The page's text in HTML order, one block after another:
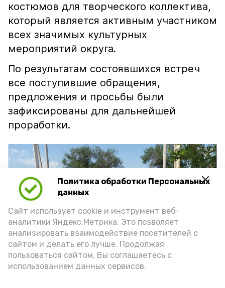
Политика обработки Персональных
данных
Сайт использует cookie и инструмент веб-
аналитики Яндекс.Метрика. Это позволяет
анализировать взаимодействие посетителей с
сайтом и делать его лучше. Продолжая
пользоваться сайтом, Вы соглашаетесь с
использованием данных сервисов.
костюмов для творческого коллектива,
который является активным участником
всех значимых культурных
мероприятий округа.
По результатам состоявшихся встреч
все поступившие обращения,
предложения и просьбы были
зафиксированы для дальнейшей
проработки.